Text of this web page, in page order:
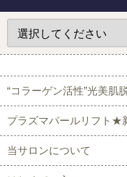
“コラーゲン活性”光美
プラズマパールリフト★
当サロンについて